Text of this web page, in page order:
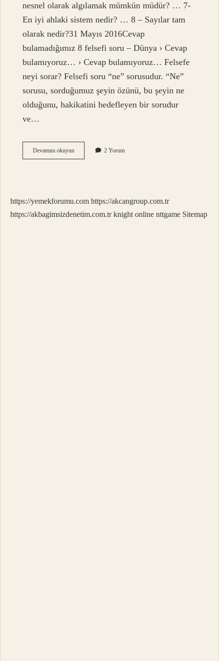
nesnel olarak algılamak mümkün müdür? … 7-
En iyi ahlaki sistem nedir? … 8 – Sayılar tam
olarak nedir?31 Mayıs 2016Cevap
bulamadığımız 8 felsefi soru – Dünya › Cevap
bulamıyoruz… › Cevap bulamıyoruz… Felsefe
neyi sorar? Felsefi soru “ne” sorusudur. “Ne”
sorusu, sorduğumuz şeyin özünü, bu şeyin ne
olduğunu, hakikatini hedefleyen bir sorudur
ve…
Devamını okuyunFelsefe
Hangi
2 Yorum
https://yemekforumu.com https://akcangroup.com.tr
https://akbagimsizdenetim.com.tr knight online nttgame Sitemap